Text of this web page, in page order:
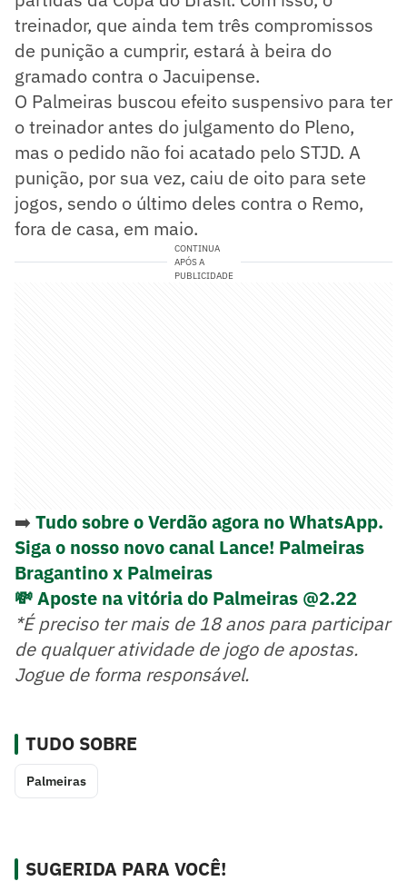
treinador, que ainda tem três compromissos
de punição a cumprir, estará à beira do
gramado contra o Jacuipense.
O Palmeiras buscou efeito suspensivo para ter
o treinador antes do julgamento do Pleno,
mas o pedido não foi acatado pelo STJD. A
punição, por sua vez, caiu de oito para sete
jogos, sendo o último deles contra o Remo,
fora de casa, em maio.
CONTINUA
APÓS A
PUBLICIDADE
➡️ Tudo sobre o Verdão agora no WhatsApp.
Siga o nosso novo canal Lance! Palmeiras
Bragantino x Palmeiras
💸 Aposte na vitória do Palmeiras @2.22
*É preciso ter mais de 18 anos para participar
de qualquer atividade de jogo de apostas.
Jogue de forma responsável.
TUDO SOBRE
Palmeiras
SUGERIDA PARA VOCÊ!